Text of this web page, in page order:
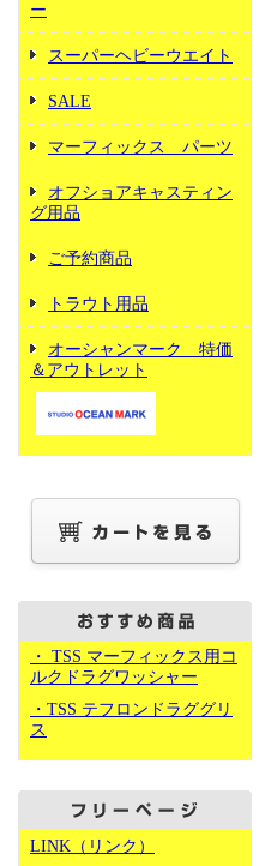
ー
スーパーヘビーウエイト
SALE
マーフィックス パーツ
オフショアキャスティン
グ用品
ご予約商品
トラウト用品
オーシャンマーク 特価
＆アウトレット
・ TSS マーフィックス用コ
ルクドラグワッシャー
・TSS テフロンドラググリ
ス
LINK（リンク）